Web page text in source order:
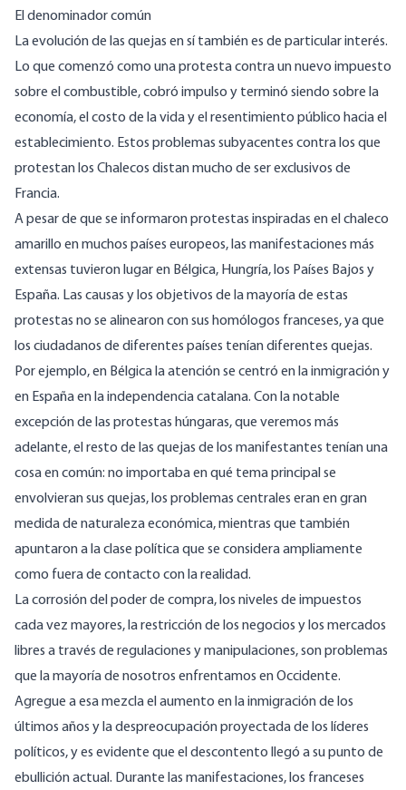
El denominador común
La evolución de las quejas en sí también es de particular interés.
Lo que comenzó como una protesta contra un nuevo impuesto
sobre el combustible, cobró impulso y terminó siendo sobre la
economía, el costo de la vida y el resentimiento público hacia el
establecimiento. Estos problemas subyacentes contra los que
protestan los Chalecos distan mucho de ser exclusivos de
Francia.
A pesar de que se informaron protestas inspiradas en el chaleco
amarillo en muchos países europeos, las manifestaciones más
extensas tuvieron lugar en Bélgica, Hungría, los Países Bajos y
España. Las causas y los objetivos de la mayoría de estas
protestas no se alinearon con sus homólogos franceses, ya que
los ciudadanos de diferentes países tenían diferentes quejas.
Por ejemplo, en Bélgica la atención se centró en la inmigración y
en España en la independencia catalana. Con la notable
excepción de las protestas húngaras, que veremos más
adelante, el resto de las quejas de los manifestantes tenían una
cosa en común: no importaba en qué tema principal se
envolvieran sus quejas, los problemas centrales eran en gran
medida de naturaleza económica, mientras que también
apuntaron a la clase política que se considera ampliamente
como fuera de contacto con la realidad.
La corrosión del poder de compra, los niveles de impuestos
cada vez mayores, la restricción de los negocios y los mercados
libres a través de regulaciones y manipulaciones, son problemas
que la mayoría de nosotros enfrentamos en Occidente.
Agregue a esa mezcla el aumento en la inmigración de los
últimos años y la despreocupación proyectada de los líderes
políticos, y es evidente que el descontento llegó a su punto de
ebullición actual. Durante las manifestaciones, los franceses